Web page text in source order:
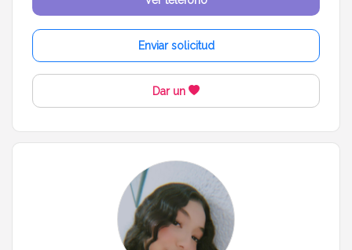
Enviar solicitud
Dar un